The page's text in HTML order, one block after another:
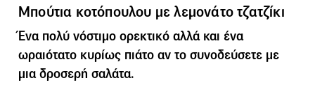
Μπούτια κοτόπουλου με λεμονάτο τζατζίκι
Ένα πολύ νόστιμο ορεκτικό αλλά και ένα
ωραιότατο κυρίως πιάτο αν το συνοδεύσετε με
μια δροσερή σαλάτα.